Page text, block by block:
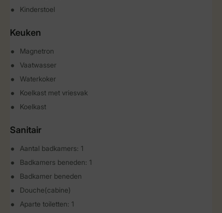
Kinderstoel
Keuken
Magnetron
Vaatwasser
Waterkoker
Koelkast met vriesvak
Koelkast
Sanitair
Aantal badkamers: 1
Badkamers beneden: 1
Badkamer beneden
Douche(cabine)
Aparte toiletten: 1